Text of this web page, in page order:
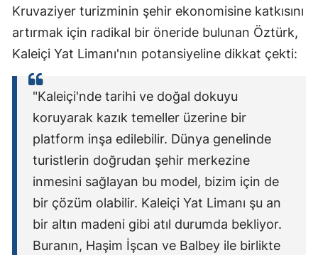
Kruvaziyer turizminin şehir ekonomisine katkısını
artırmak için radikal bir öneride bulunan Öztürk,
Kaleiçi Yat Limanı'nın potansiyeline dikkat çekti:
"Kaleiçi'nde tarihi ve doğal dokuyu
koruyarak kazık temeller üzerine bir
platform inşa edilebilir. Dünya genelinde
turistlerin doğrudan şehir merkezine
inmesini sağlayan bu model, bizim için de
bir çözüm olabilir. Kaleiçi Yat Limanı şu an
bir altın madeni gibi atıl durumda bekliyor.
Buranın, Haşim İşcan ve Balbey ile birlikte